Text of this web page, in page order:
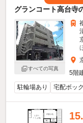
グランコート高台寺
すべての写真
5階
駐輪場あり
宅配ボッ